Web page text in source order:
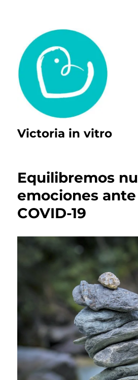
Victoria in vitro
Equilibremos
emociones
COVID-19